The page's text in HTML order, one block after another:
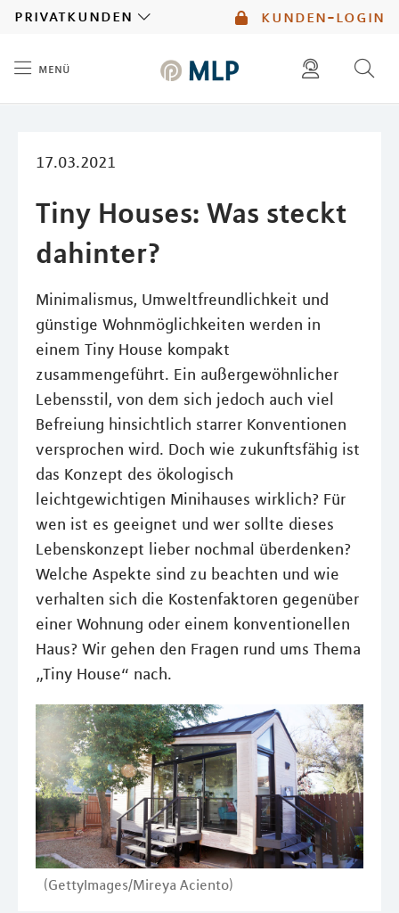
kunden-login
privatkunden
menü
17.03.2021
Tiny Houses: Was steckt
dahinter?
Minimalismus, Umweltfreundlichkeit und
günstige Wohnmöglichkeiten werden in
einem Tiny House kompakt
zusammengeführt. Ein außergewöhnlicher
Lebensstil, von dem sich jedoch auch viel
Befreiung hinsichtlich starrer Konventionen
versprochen wird. Doch wie zukunftsfähig ist
das Konzept des ökologisch
leichtgewichtigen Minihauses wirklich? Für
wen ist es geeignet und wer sollte dieses
Lebenskonzept lieber nochmal überdenken?
Welche Aspekte sind zu beachten und wie
verhalten sich die Kostenfaktoren gegenüber
einer Wohnung oder einem konventionellen
Haus? Wir gehen den Fragen rund ums Thema
„Tiny House“ nach.
(GettyImages/Mireya Aciento)